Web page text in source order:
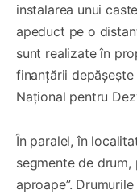
instalarea unui
apeduct pe o
sunt realizate în
finanțării
Național pentru
În paralel, în
segmente de drum,
aproape”.